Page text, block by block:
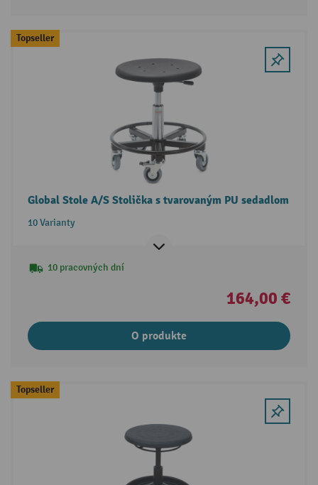
Topseller
Global Stole A/S Stolička s tvarovaným PU sedadlom
10 Varianty
10 pracovných dní
164,00 €
O produkte
Topseller